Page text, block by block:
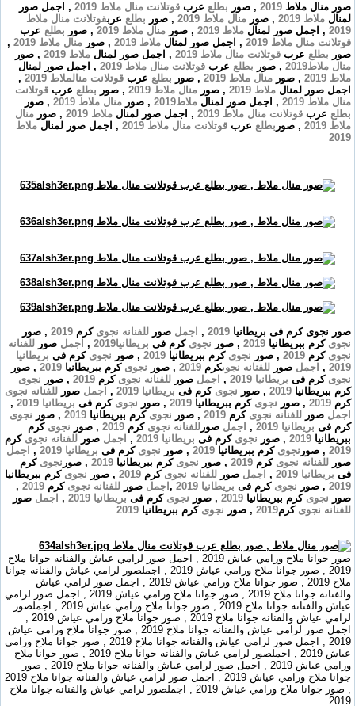
صور منال ملاط 2019 , صور بطلع عرب قوتلانت منال ملاط 2019 , اجمل صور
لمنال ملاط 2019 , صور منال ملاط 2019 , صور بطلع عربقوتلانت منال ملاط
2019 , اجمل صور لمنال ملاط 2019 , صور منال ملاط 2019 , صور بطلع عرب
قوتلانت منال ملاط 2019 , اجمل صور لمنال ملاط 2019 , صور منال ملاط 2019
,
صور بطلع عرب قوتلانت منال ملاط 2019 , اجمل صور لمنال ملاط 2019 , صور
منال ملاط2019 , صور بطلع عرب قوتلانت منال ملاط 2019 , اجمل صور لمنال
ملاط 2019 , صور منال ملاط 2019 , صور بطلع عرب قوتلانت منالملاط 2019
,
اجمل صور لمنال ملاط 2019 , صور منال ملاط 2019 , صور بطلع عرب قوتلانت
منال ملاط 2019 , اجمل صور لمنال ملاط2019 , صور منال ملاط 2019 , صور
بطلع عرب قوتلانت منال ملاط 2019 , اجمل صور لمنال ملاط 2019 , صور منال
ملاط 2019 , صور بطلع عرب قوتلانت منال ملاط 2019 , اجمل صور لمنال ملاط
2019
صور نجوى كرم فى بريطانيا 2019
, اجمل صور للفنانه نجوىكرم 2019 , صور
نجوىكرم ببريطانيا 2019 , صور نجوىكرم فى بريطانيا2019
, اجمل صور للفنانه
نجوىكرم 2019 , صور نجوىكرم ببريطانيا 2019 , صور نجوىكرم فى بريطانيا
2019
, اجمل صور للفنانه نجوىكرم 2019 , صور نجوىكرم ببريطانيا 2019 , صور
نجوىكرم فى بريطانيا 2019
, اجمل صور للفنانه نجوىكرم 2019 , صور نجوى
كرم ببريطانيا 2019 , صور نجوىكرم فى بريطانيا 2019
, اجمل صور للفنانه نجوى
كرم 2019 , صور نجوىكرم ببريطانيا 2019 , صور نجوىكرم فى بريطانيا 2019
,
اجمل صور للفنانه نجوىكرم 2019 , صور نجوىكرم ببريطانيا 2019 , صور نجوى
كرم فى بريطانيا 2019
, اجمل صور للفنانه نجوىكرم 2019 , صور نجوىكرم
ببريطانيا 2019 , صور نجوىكرم فى بريطانيا 2019
, اجمل صور للفنانه نجوىكرم
2019 , صور نجوىكرم ببريطانيا 2019 , صور نجوىكرم فى بريطانيا 2019
, اجمل
صور للفنانه نجوىكرم 2019 , صور نجوىكرم ببريطانيا 2019 , صور نجوىكرم
فى بريطانيا 2019
, اجمل صور للفنانه نجوىكرم 2019 , صور نجوىكرم ببريطانيا
2019 , صور نجوىكرم فى بريطانيا 2019
, اجمل صور للفنانه نجوىكرم 2019
,
صور نجوىكرم ببريطانيا 2019 , صور نجوىكرم فى بريطانيا 2019
, اجمل صور
للفنانه نجوىكرم2019 , صور نجوىكرم ببريطانيا 2019
صور جوانا ملاح ورامي عياش 2019 , اجمل صور لرامي عياش والفنانه جوانا ملاح
2019 , صور جوانا ملاح ورامي عياش 2019 , اجملصور لرامي عياش والفنانه جوانا
ملاح 2019 , صور جوانا ملاح ورامي عياش 2019 , اجمل صور لرامي عياش
والفنانه جوانا ملاح 2019 , صور جوانا ملاح ورامي عياش 2019 , اجمل صور لرامي
عياش والفنانه جوانا ملاح 2019 , صور جوانا ملاح ورامي عياش 2019 , اجملصور
لرامي عياش والفنانه جوانا ملاح 2019 , صور جوانا ملاح ورامي عياش 2019 ,
اجمل صور لرامي عياش والفنانه جوانا ملاح 2019 , صور جوانا ملاح ورامي عياش
2019 , اجمل صور لرامي عياش والفنانه جوانا ملاح 2019 , صور جوانا ملاح ورامي
عياش 2019 , اجملصور لرامي عياش والفنانه جوانا ملاح 2019 , صور جوانا ملاح
ورامي عياش 2019 , اجمل صور لرامي عياش والفنانه جوانا ملاح 2019 , صور
جوانا ملاح ورامي عياش 2019 , اجمل صور لرامي عياش والفنانه جوانا ملاح 2019
, صور جوانا ملاح ورامي عياش 2019 , اجملصور لرامي عياش والفنانه جوانا ملاح
2019